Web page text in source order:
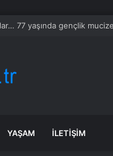
havada kaldılar
YAŞAM İLETIŞIM